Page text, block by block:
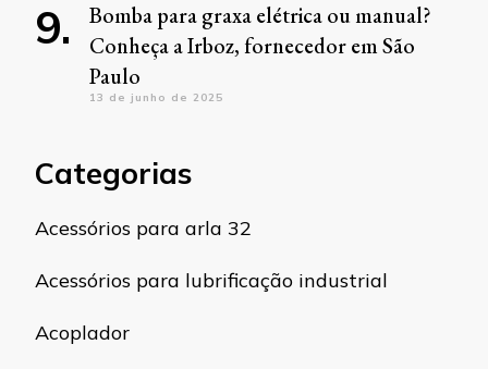
Bomba para graxa elétrica ou manual?
Conheça a Irboz, fornecedor em São
Paulo
13 de junho de 2025
Categorias
Acessórios para arla 32
Acessórios para lubrificação industrial
Acoplador